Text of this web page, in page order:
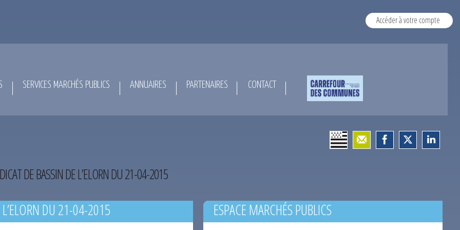
Accéder à votre compte
SERVICES MARCHÉS PUBLICS ANNUAIRES PARTENAIRES CONTACT
DE BASSIN DE L’ELORN DU 21-04-2015
DU 21-04-2015 ESPACE MARCHÉS PUBLICS